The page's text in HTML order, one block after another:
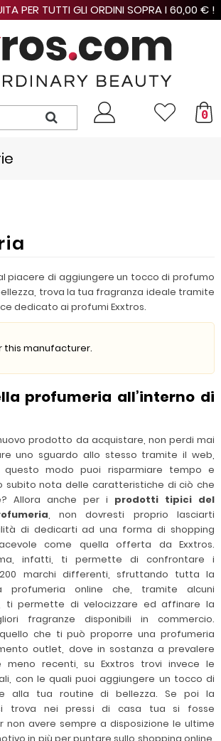
PER TUTTI GLI ORDINI SOPRA I 60,00 € !
0
piacere di aggiungere un tocco di profumo
trova la tua fragranza ideale tramite
dedicato ai profumi Exxtros.
this manufacturer.
profumeria all’interno di
prodotto da acquistare, non perdi mai
uno sguardo allo stesso tramite il web,
modo puoi risparmiare tempo e
subito nota delle caratteristiche di ciò che
Allora anche per i prodotti tipici del
, non dovresti proprio lasciarti
di dedicarti ad una forma di shopping
come quella offerta da Exxtros.
infatti, ti permette di confrontare i
marchi differenti, sfruttando tutta la
profumeria online che, tramite alcuni
ti permette di velocizzare ed affinare la
fragranze disponibili in commercio.
che ti può proporre una profumeria
outlet, dove in sostanza a prevalere
meno recenti, su Exxtros trovi invece le
con le quali puoi aggiungere un tocco di
alla tua routine di bellezza. Se poi la
trova nei pressi di casa tua si fosse
non avere sempre a disposizione le ultime
in più per puntare sullo shopping online,